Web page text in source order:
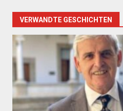
VERWANDTE GESCHICHTEN